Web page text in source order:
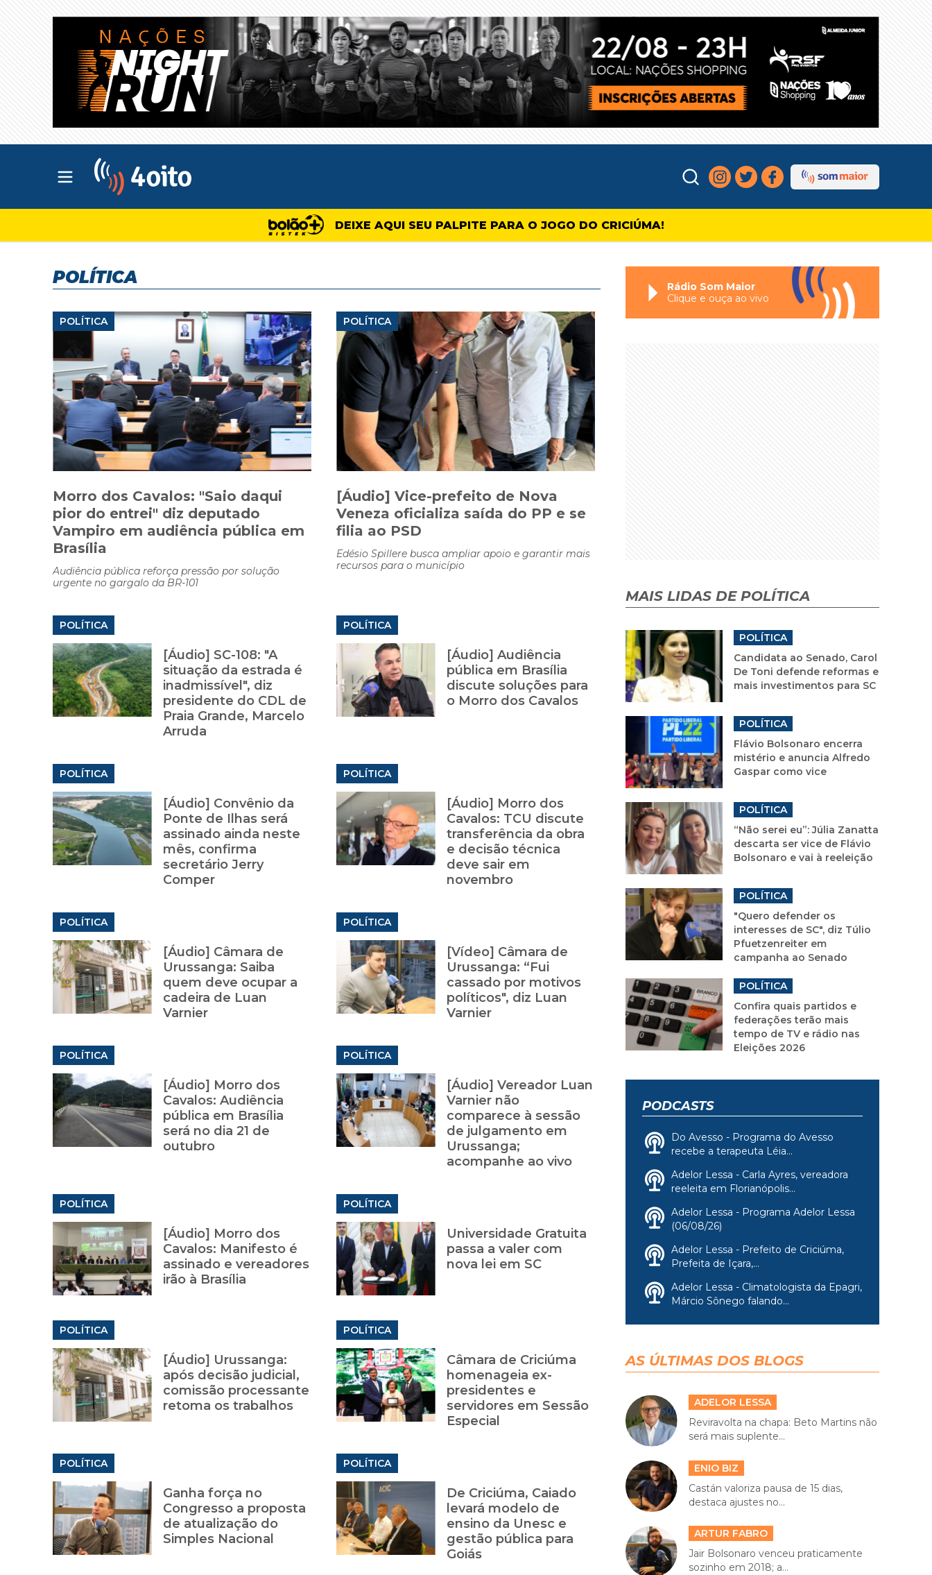
Abrir menu principal
DEIXE AQUI SEU PALPITE PARA O JOGO DO CRICIÚMA!
POLÍTICA
POLÍTICA
Morro dos Cavalos: "Saio daqui
pior do entrei" diz deputado
Vampiro em audiência pública em
Brasília
Audiência pública reforça pressão por solução
urgente no gargalo da BR-101
POLÍTICA
[Áudio] Vice-prefeito de Nova
Veneza oficializa saída do PP e se
filia ao PSD
Edésio Spillere busca ampliar apoio e garantir mais
recursos para o município
POLÍTICA
[Áudio] SC-108: "A
situação da estrada é
inadmissível", diz
presidente do CDL de
Praia Grande, Marcelo
Arruda
POLÍTICA
[Áudio] Audiência
pública em Brasília
discute soluções para
o Morro dos Cavalos
POLÍTICA
[Áudio] Convênio da
Ponte de Ilhas será
assinado ainda neste
mês, confirma
secretário Jerry
Comper
POLÍTICA
[Áudio] Morro dos
Cavalos: TCU discute
transferência da obra
e decisão técnica
deve sair em
novembro
POLÍTICA
[Áudio] Câmara de
Urussanga: Saiba
quem deve ocupar a
cadeira de Luan
Varnier
POLÍTICA
[Vídeo] Câmara de
Urussanga: “Fui
cassado por motivos
políticos", diz Luan
Varnier
POLÍTICA
[Áudio] Morro dos
Cavalos: Audiência
pública em Brasília
será no dia 21 de
outubro
POLÍTICA
[Áudio] Vereador Luan
Varnier não
comparece à sessão
de julgamento em
Urussanga;
acompanhe ao vivo
POLÍTICA
[Áudio] Morro dos
Cavalos: Manifesto é
assinado e vereadores
irão à Brasília
POLÍTICA
Universidade Gratuita
passa a valer com
nova lei em SC
POLÍTICA
[Áudio] Urussanga:
após decisão judicial,
comissão processante
retoma os trabalhos
POLÍTICA
Câmara de Criciúma
homenageia ex-
presidentes e
servidores em Sessão
Especial
POLÍTICA
Ganha força no
Congresso a proposta
de atualização do
Simples Nacional
POLÍTICA
De Criciúma, Caiado
levará modelo de
ensino da Unesc e
gestão pública para
Goiás
Rádio Som Maior
Clique e ouça ao vivo
MAIS LIDAS DE POLÍTICA
POLÍTICA
Candidata ao Senado, Carol
De Toni defende reformas e
mais investimentos para SC
POLÍTICA
Flávio Bolsonaro encerra
mistério e anuncia Alfredo
Gaspar como vice
POLÍTICA
“Não serei eu”: Júlia Zanatta
descarta ser vice de Flávio
Bolsonaro e vai à reeleição
POLÍTICA
"Quero defender os
interesses de SC", diz Túlio
Pfuetzenreiter em
campanha ao Senado
POLÍTICA
Confira quais partidos e
federações terão mais
tempo de TV e rádio nas
Eleições 2026
PODCASTS
Do Avesso - Programa do Avesso
recebe a terapeuta Léia...
Adelor Lessa - Carla Ayres, vereadora
reeleita em Florianópolis...
Adelor Lessa - Programa Adelor Lessa
(06/08/26)
Adelor Lessa - Prefeito de Criciúma,
Prefeita de Içara,...
Adelor Lessa - Climatologista da Epagri,
Márcio Sônego falando...
AS ÚLTIMAS DOS BLOGS
ADELOR LESSA
Reviravolta na chapa: Beto Martins não
será mais suplente...
ENIO BIZ
Castán valoriza pausa de 15 dias,
destaca ajustes no...
ARTUR FABRO
Jair Bolsonaro venceu praticamente
sozinho em 2018; a...